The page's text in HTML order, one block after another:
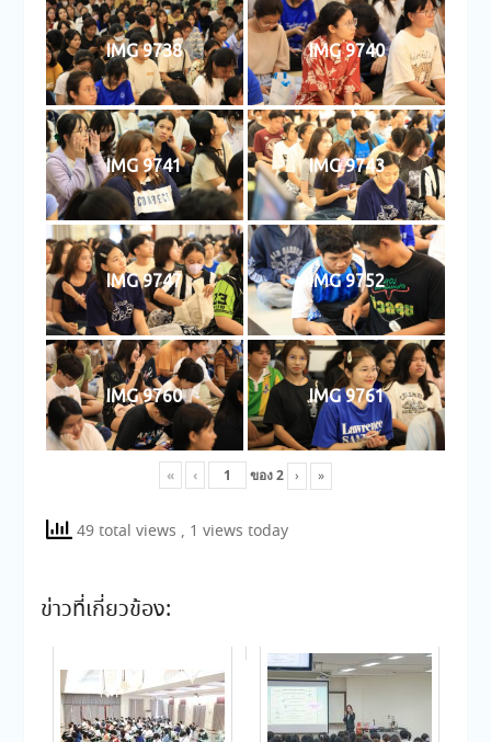
IMG 9738 IMG 9740
IMG 9741 IMG 9743
IMG 9747 IMG 9752
IMG 9760 IMG 9761
« ‹ ของ2 › »
49 total views , 1 views today
ข่าวที่เกี่ยวข้อง: